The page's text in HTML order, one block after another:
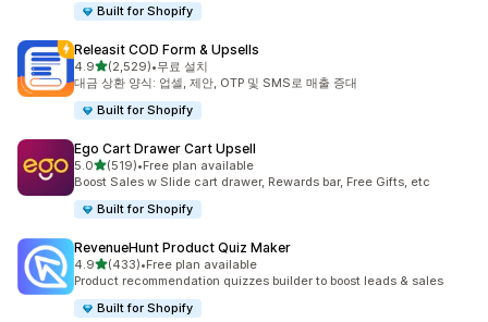
Built for Shopify
Releasit COD Form & Upsells
4.9별 5개 중
(2,529)
총 리뷰 2529개
•무료 설치
대금 상환 양식: 업셀, 제안, OTP 및 SMS로 매출 증대
Built for Shopify
Ego Cart Drawer Cart Upsell
5.0별 5개 중
(519)
총 리뷰 519개
•Free plan available
Boost Sales w Slide cart drawer, Rewards bar, Free Gifts, etc
Built for Shopify
RevenueHunt Product Quiz Maker
4.9별 5개 중
(433)
총 리뷰 433개
•Free plan available
Product recommendation quizzes builder to boost leads & sales
Built for Shopify